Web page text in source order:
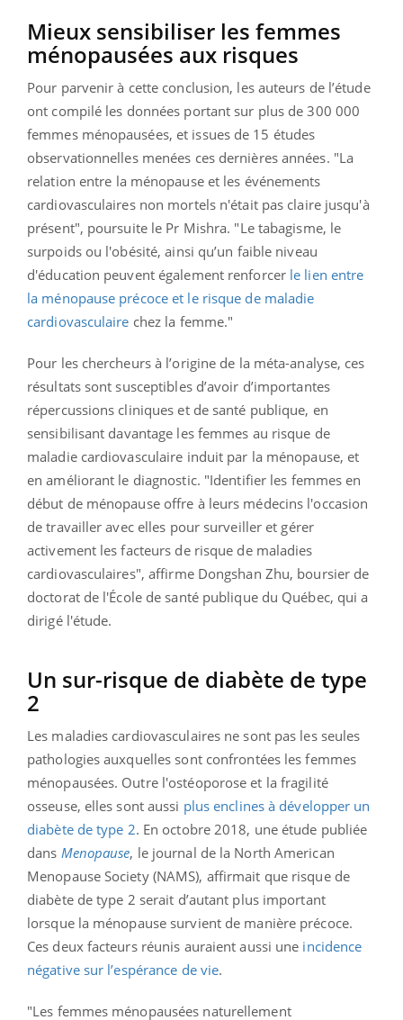
Mieux sensibiliser les femmes
ménopausées aux risques
Pour parvenir à cette conclusion, les auteurs de l’étude
ont compilé les données portant sur plus de 300 000
femmes ménopausées, et issues de 15 études
observationnelles menées ces dernières années. "La
relation entre la ménopause et les événements
cardiovasculaires non mortels n'était pas claire jusqu'à
présent", poursuite le Pr Mishra. "Le tabagisme, le
surpoids ou l'obésité, ainsi qu’un faible niveau
d'éducation peuvent également renforcer le lien entre
la ménopause précoce et le risque de maladie
cardiovasculaire chez la femme."
Pour les chercheurs à l’origine de la méta-analyse, ces
résultats sont susceptibles d’avoir d’importantes
répercussions cliniques et de santé publique, en
sensibilisant davantage les femmes au risque de
maladie cardiovasculaire induit par la ménopause, et
en améliorant le diagnostic. "Identifier les femmes en
début de ménopause offre à leurs médecins l'occasion
de travailler avec elles pour surveiller et gérer
activement les facteurs de risque de maladies
cardiovasculaires", affirme Dongshan Zhu, boursier de
doctorat de l'École de santé publique du Québec, qui a
dirigé l'étude.
Un sur-risque de diabète de type
2
Les maladies cardiovasculaires ne sont pas les seules
pathologies auxquelles sont confrontées les femmes
ménopausées. Outre l'ostéoporose et la fragilité
osseuse, elles sont aussi plus enclines à développer un
diabète de type 2. En octobre 2018, une étude publiée
dans Menopause, le journal de la North American
Menopause Society (NAMS), affirmait que risque de
diabète de type 2 serait d’autant plus important
lorsque la ménopause survient de manière précoce.
Ces deux facteurs réunis auraient aussi une incidence
négative sur l’espérance de vie.
"Les femmes ménopausées naturellement